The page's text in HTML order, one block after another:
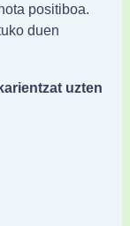
positiboa.
duen
uzten